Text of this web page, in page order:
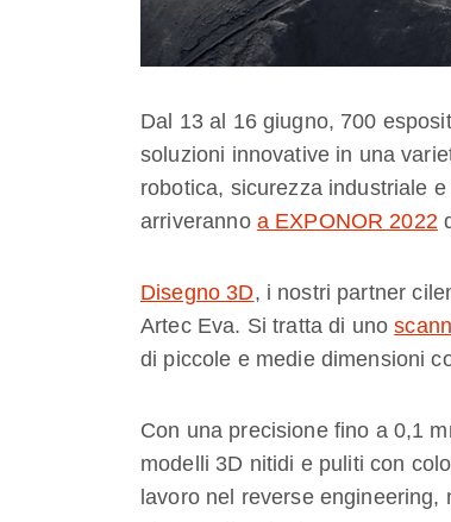
Dal 13 al 16 giugno, 700
soluzioni innovative in una
robotica, sicurezza industriale
arriveranno a EXPONOR 2022
Disegno 3D, i nostri partner
Artec Eva. Si tratta di uno
di piccole e medie dimensioni
Con una precisione fino a 0,1
modelli 3D nitidi e puliti con
lavoro nel reverse